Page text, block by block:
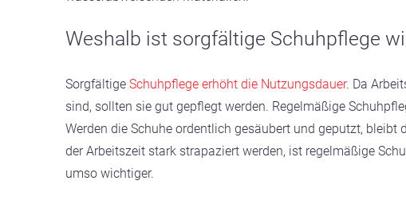
Weshalb ist sorgfältige Schuhpflege
Sorgfältige Schuhpflege erhöht die Nutzungsdauer. Da
sind, sollten sie gut gepflegt werden. Regelmäßige
Werden die Schuhe ordentlich gesäubert und geputzt,
der Arbeitszeit stark strapaziert werden, ist regelmäßige
umso wichtiger.